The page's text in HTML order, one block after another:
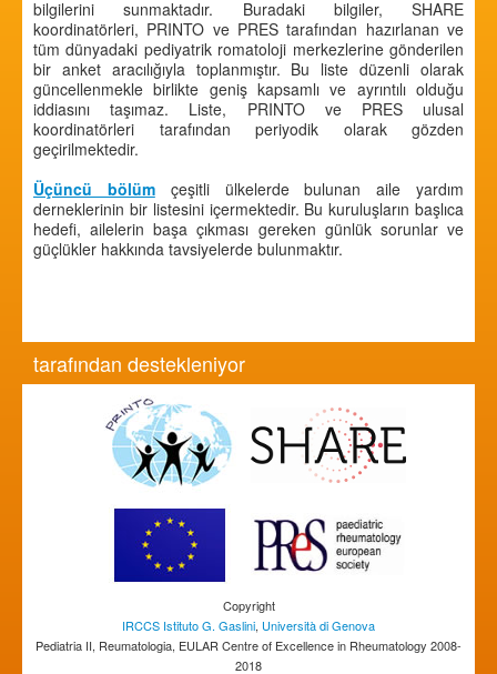
bilgilerini sunmaktadır. Buradaki bilgiler, SHARE
koordinatörleri, PRINTO ve PRES tarafından hazırlanan ve
tüm dünyadaki pediyatrik romatoloji merkezlerine gönderilen
bir anket aracılığıyla toplanmıştır. Bu liste düzenli olarak
güncellenmekle birlikte geniş kapsamlı ve ayrıntılı olduğu
iddiasını taşımaz. Liste, PRINTO ve PRES ulusal
koordinatörleri tarafından periyodik olarak gözden
geçirilmektedir.
Üçüncü bölümçeşitli ülkelerde bulunan aile yardım
derneklerinin bir listesini içermektedir. Bu kuruluşların başlıca
hedefi, ailelerin başa çıkması gereken günlük sorunlar ve
güçlükler hakkında tavsiyelerde bulunmaktır.
tarafından destekleniyor
Copyright
IRCCS Istituto G. Gaslini, Università di Genova
Pediatria II, Reumatologia, EULAR Centre of Excellence in Rheumatology 2008-
2018